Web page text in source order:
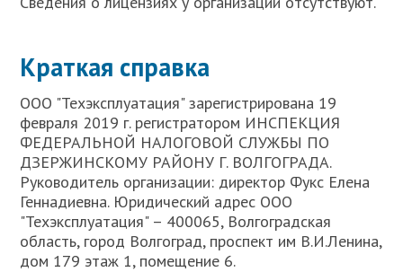
Краткая справка
ООО "Техэксплуатация" зарегистрирована 19
февраля 2019 г. регистратором ИНСПЕКЦИЯ
ФЕДЕРАЛЬНОЙ НАЛОГОВОЙ СЛУЖБЫ ПО
ДЗЕРЖИНСКОМУ РАЙОНУ Г. ВОЛГОГРАДА.
Руководитель организации: директор Фукс Елена
Геннадиевна. Юридический адрес ООО
"Техэксплуатация" – 400065, Волгоградская
область, город Волгоград, проспект им В.И.Ленина,
дом 179 этаж 1, помещение 6.